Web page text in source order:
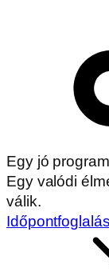
Egy jó
Egy valódi
válik.
Időpontfoglalás